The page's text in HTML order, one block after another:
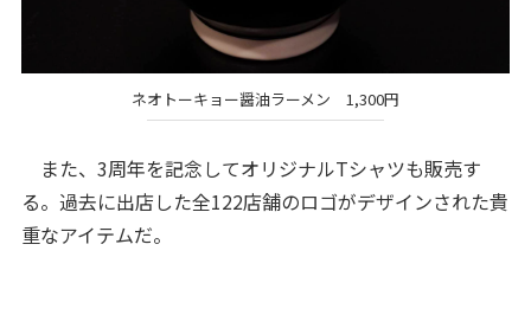
ネオトーキョー醤油ラーメン 1,300円
また、3周年を記念してオリジナルTシャツも販売す
る。過去に出店した全122店舗のロゴがデザインされた貴
重なアイテムだ。